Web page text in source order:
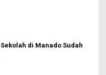
di Manado Sudah